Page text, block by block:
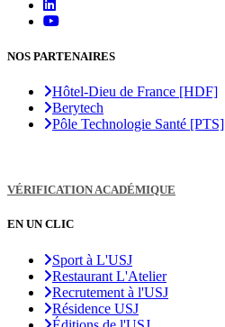
NOS PARTENAIRES
Hôtel-Dieu de France [HDF]
Berytech
Pôle Technologie Santé [PTS]
VÉRIFICATION ACADÉMIQUE
EN UN CLIC
Sport à L'USJ
Restaurant L'Atelier
Recrutement à l'USJ
Résidence USJ